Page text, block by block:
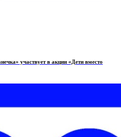
участвует в акции «Дети вместо